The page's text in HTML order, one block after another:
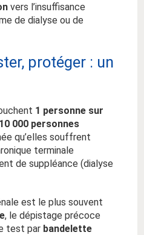
vers l’insuffisance
de dialyse ou de
protéger : un
1 personne sur
10 000 personnes
qu’elles souffrent
terminale
de suppléance (dialyse
est le plus souvent
, le dépistage précoce
test par bandelette